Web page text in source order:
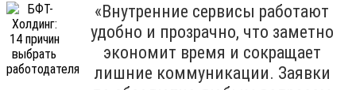
«Внутренние сервисы работают
удобно и прозрачно, что заметно
экономит время и сокращает
лишние коммуникации. Заявки